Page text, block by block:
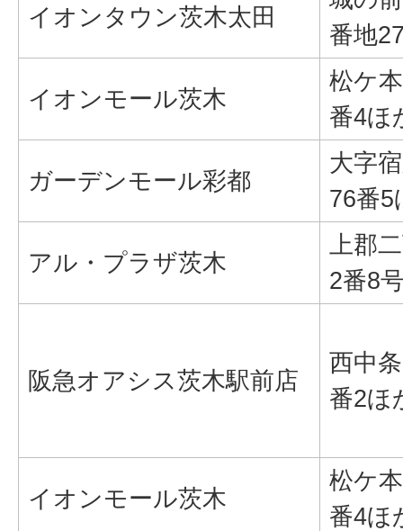
イオンタウン茨木太田
番地
イオンモール茨木
松ケ
番4ほ
ガーデンモール彩都
大字
76番5
アル・プラザ茨木
上郡
2番8
阪急オアシス茨木駅前店
西中
番2ほ
イオンモール茨木
松ケ
番4ほ